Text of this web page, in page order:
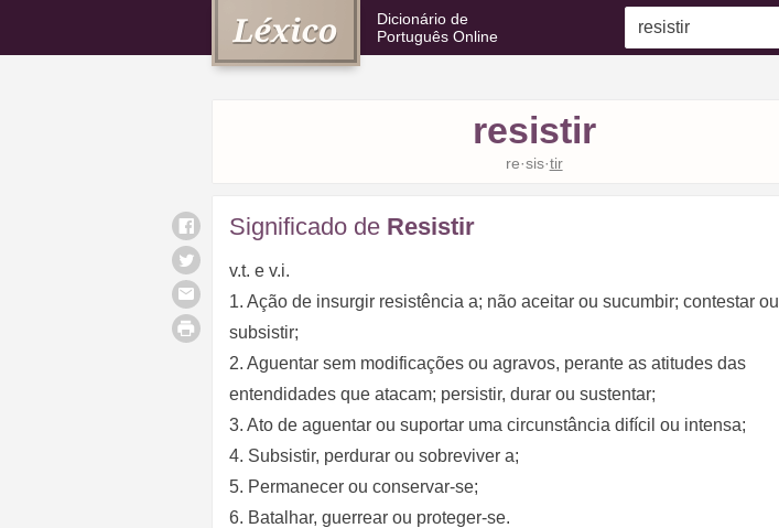
Dicionário de
Português Online
resistir
re·sis·tir
Significado de Resistir
v.t. e v.i.
1. Ação de insurgir resistência a; não aceitar ou sucumbir; contestar ou
subsistir;
2. Aguentar sem modificações ou agravos, perante as atitudes das
entendidades que atacam; persistir, durar ou sustentar;
3. Ato de aguentar ou suportar uma circunstância difícil ou intensa;
4. Subsistir, perdurar ou sobreviver a;
5. Permanecer ou conservar-se;
6. Batalhar, guerrear ou proteger-se.